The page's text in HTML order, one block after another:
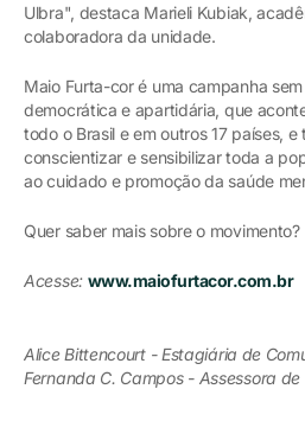
Ulbra", destaca Marieli Kubiak,
colaboradora da unidade.
Maio Furta-cor é uma campanha
democrática e apartidária, que
todo o Brasil e em outros 17 países,
conscientizar e sensibilizar toda a
ao cuidado e promoção da saúde
Quer saber mais sobre o movimento?
Acesse: www.maiofurtacor.com.br
Alice Bittencourt - Estagiária de
Fernanda C. Campos - Assessora